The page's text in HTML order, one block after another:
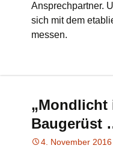
Ansprechpartner.
sich mit dem
messen.
„Mondlicht
Baugerüst
4. November 2016